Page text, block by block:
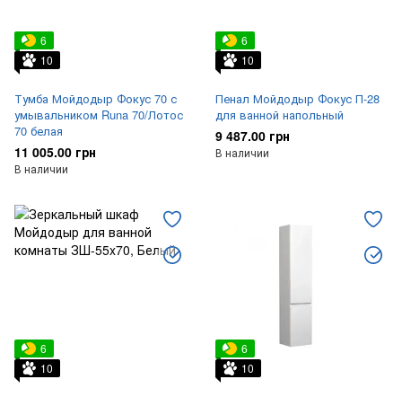
6
10
Тумба Мойдодыр Фокус 70 с
умывальником Runa 70/Лотос
70 белая
11 005.00 грн
В наличии
6
10
Пенал Мойдодыр Фокус П-28
для ванной напольный
9 487.00 грн
В наличии
6
10
6
10